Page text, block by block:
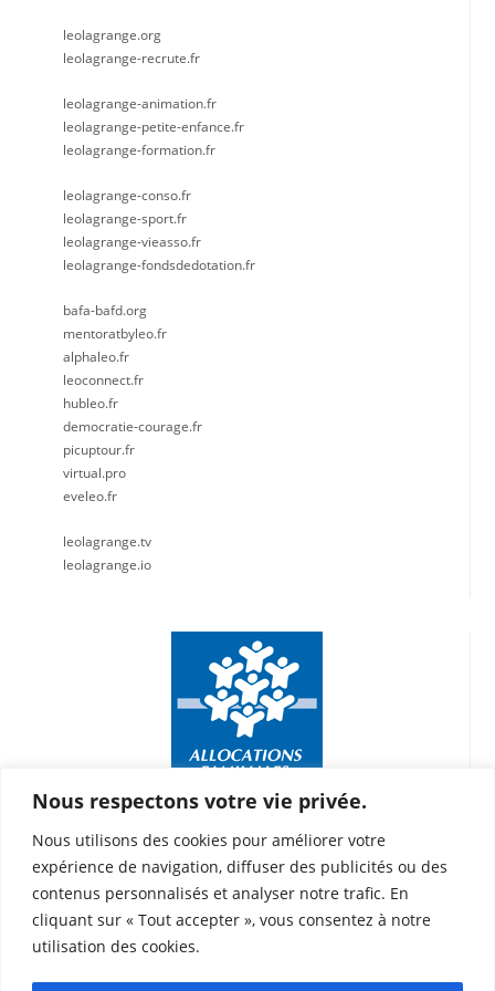
Nous respectons votre vie privée.
Nous utilisons des cookies pour améliorer votre
expérience de navigation, diffuser des publicités ou des
contenus personnalisés et analyser notre trafic. En
cliquant sur « Tout accepter », vous consentez à notre
utilisation des cookies.
leolagrange.org
leolagrange-recrute.fr
leolagrange-animation.fr
leolagrange-petite-enfance.fr
leolagrange-formation.fr
leolagrange-conso.fr
leolagrange-sport.fr
leolagrange-vieasso.fr
leolagrange-fondsdedotation.fr
bafa-bafd.org
mentoratbyleo.fr
alphaleo.fr
leoconnect.fr
hubleo.fr
democratie-courage.fr
picuptour.fr
virtual.pro
eveleo.fr
leolagrange.tv
leolagrange.io
ACM Jean Mermoz – Teisseire
128 rue Jean Mermoz 13008 Marseille
64 boulevard Rabatau 13008 Marseille